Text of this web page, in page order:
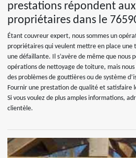
prestations répondent aux
propriétaires dans le
Étant couvreur expert, nous sommes un
propriétaires qui veulent mettre en place
une défaillante. Il s’avère de même que nous
opérations de nettoyage de toiture, mais
des problèmes de gouttières ou de système
Fournir une prestation de qualité et satisfaire
Si vous voulez de plus amples informations,
clientèle.